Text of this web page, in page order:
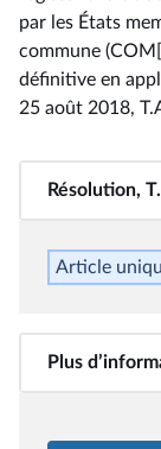
par les États
commune
définitive en
25 août 2018,
Résolution,
Article
Plus